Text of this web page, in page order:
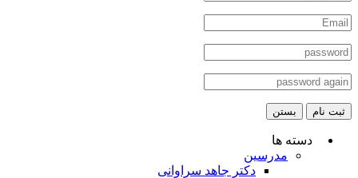
ثبت نام بستن
دسته ها
مدرسین
دکتر جاهد سراوانی